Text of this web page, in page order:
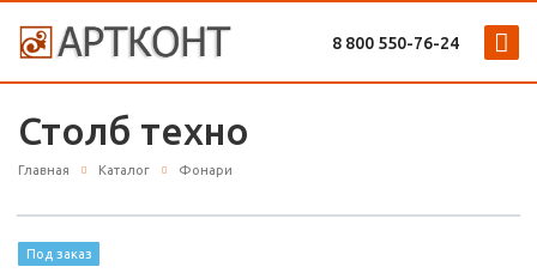
8 800 ‎550-76-24
Столб техно
Главная Каталог Фонари
Под заказ